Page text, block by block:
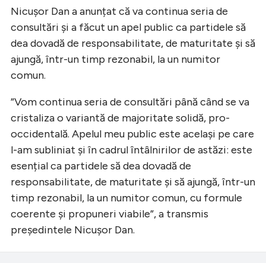
Nicușor Dan a anunțat că va continua seria de
consultări și a făcut un apel public ca partidele să
dea dovadă de responsabilitate, de maturitate și să
ajungă, într-un timp rezonabil, la un numitor
comun.
”Vom continua seria de consultări până când se va
cristaliza o variantă de majoritate solidă, pro-
occidentală. Apelul meu public este același pe care
l-am subliniat și în cadrul întâlnirilor de astăzi: este
esențial ca partidele să dea dovadă de
responsabilitate, de maturitate și să ajungă, într-un
timp rezonabil, la un numitor comun, cu formule
coerente și propuneri viabile”, a transmis
președintele Nicușor Dan.